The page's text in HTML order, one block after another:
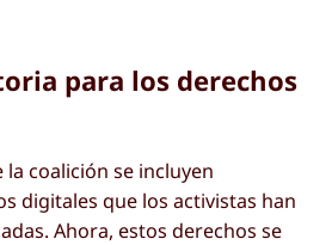
para los derechos
coalición se incluyen
digitales que los activistas han
Ahora, estos derechos se